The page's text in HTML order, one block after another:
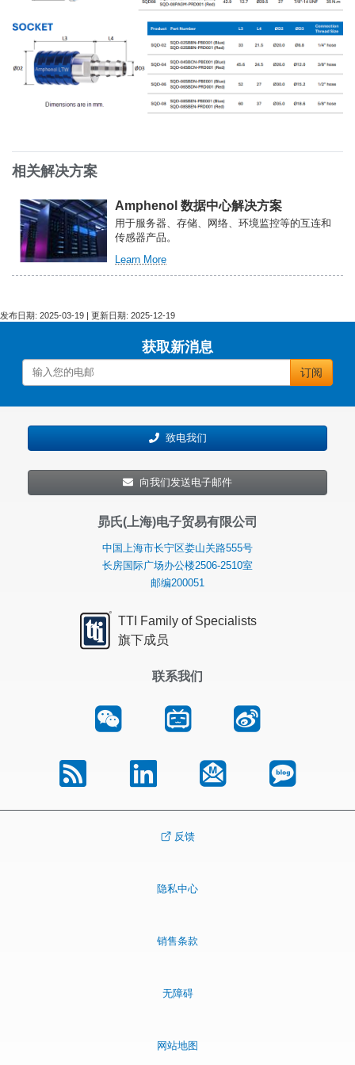
相关解决方案
Amphenol 数据中心解决方案
用于服务器、存储、网络、环境监控等的互连和
传感器产品。
Learn More关
于
据
心
解
方
发布日期: 2025-03-19 | 更新日期: 2025-12-19
获取新消息
订阅
致电我们
向我们发送电子邮件
昴氏(上海)电子贸易有限公司
中国上海市长宁区娄山关路555号
长房国际广场办公楼2506-2510室
邮编200051
TTI Family of Specialists
旗下成员
联系我们
反馈
隐私中心
销售条款
无障碍
网站地图